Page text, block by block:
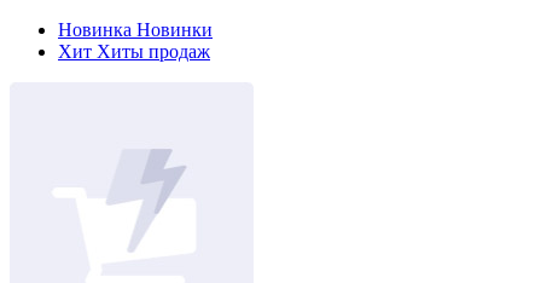
Новинка Новинки
Хит Хиты продаж